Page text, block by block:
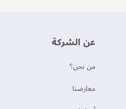
عن الشركة
من نحن؟
‫معارضنا‬